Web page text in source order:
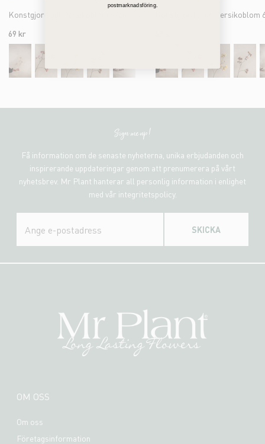
Konstgjord gul Persikoblom 67cm
69 kr
Sign me up!
Få information om de senaste nyheterna, unika erbjudanden och
inspirerande uppdateringar genom att prenumerera på vårt
nyhetsbrev. Mr Plant hanterar all personlig information i enlighet
med vår integritetspolicy.
SKICKA
OM OSS
Om oss
Företagsinformation
postmarknadsföring.